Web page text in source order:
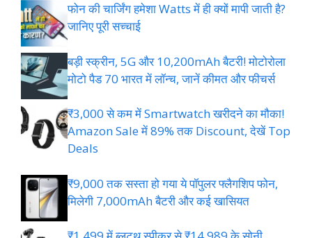
फोन की चार्जिंग हमेशा Watts में ही क्यों मापी जाती है?
जानिए पूरी सच्चाई
बड़ी स्क्रीन, 5G और 10,200mAh बैटरी! मोटोरोला
मोटो पैड 70 भारत में लॉन्च, जानें कीमत और फीचर्स
₹3,000 से कम में Smartwatch खरीदने का मौका!
Amazon Sale में 89% तक Discount, देखें Top
Deals
₹9,000 तक सस्ता हो गया ये पॉपुलर फ्लैगशिप फोन,
मिलेगी 7,000mAh बैटरी और कई खासियत